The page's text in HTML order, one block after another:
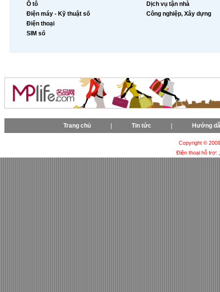
Ô tô
Điện máy - Kỹ thuật số
Điện thoại
SIM số
Dịch vụ tận nhà
Công nghiệp, Xây dựng
Trang chủ Tin tức Hướng
Copyright ©
Điện thoại hỗ trợ: